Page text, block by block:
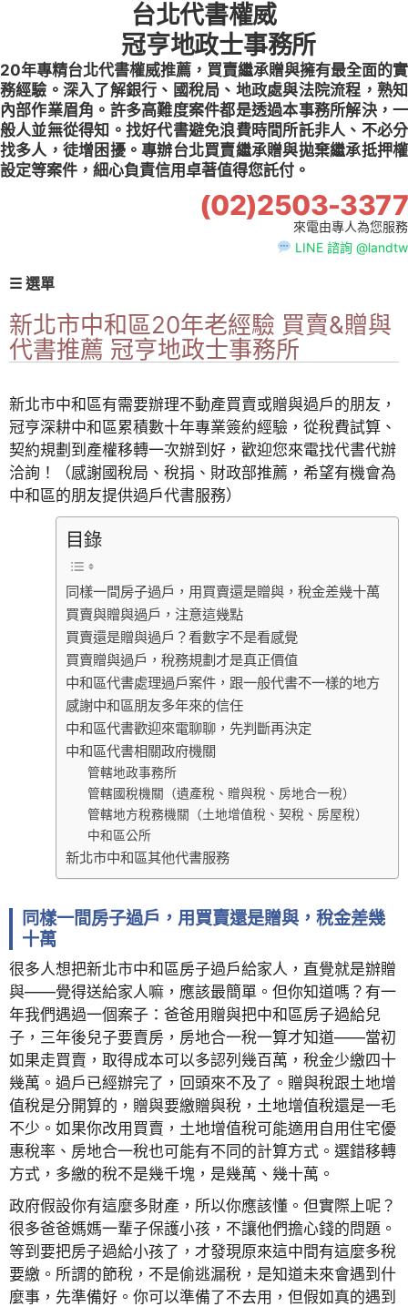
台北代書權威
冠亨地政士事務所
20年專精台北代書權威推薦，買賣繼承贈與擁有最全面的實
務經驗。深入了解銀行、國稅局、地政處與法院流程，熟知
內部作業眉角。許多高難度案件都是透過本事務所解決，一
般人並無從得知。找好代書避免浪費時間所託非人、不必分
找多人，徒增困擾。專辦台北買賣繼承贈與拋棄繼承抵押權
設定等案件，細心負責信用卓著值得您託付。
(02)2503-3377
來電由專人為您服務
LINE 諮詢 @landtw
☰ 選單
新北市中和區20年老經驗 買賣&贈與
代書推薦 冠亨地政士事務所
新北市中和區有需要辦理不動產買賣或贈與過戶的朋友，
冠亨深耕中和區累積數十年專業簽約經驗，從稅費試算、
契約規劃到產權移轉一次辦到好，歡迎您來電找代書代辦
洽詢！（感謝國稅局、稅捐、財政部推薦，希望有機會為
中和區的朋友提供過戶代書服務）
目錄
同樣一間房子過戶，用買賣還是贈與，稅金差幾十萬
買賣與贈與過戶，注意這幾點
買賣還是贈與過戶？看數字不是看感覺
買賣贈與過戶，稅務規劃才是真正價值
中和區代書處理過戶案件，跟一般代書不一樣的地方
感謝中和區朋友多年來的信任
中和區代書歡迎來電聊聊，先判斷再決定
中和區代書相關政府機關
管轄地政事務所
管轄國稅機關（遺產稅、贈與稅、房地合一稅）
管轄地方稅務機關（土地增值稅、契稅、房屋稅）
中和區公所
新北市中和區其他代書服務
同樣一間房子過戶，用買賣還是贈與，稅金差幾
十萬
很多人想把新北市中和區房子過戶給家人，直覺就是辦贈
與——覺得送給家人嘛，應該最簡單。但你知道嗎？有一
年我們遇過一個案子：爸爸用贈與把中和區房子過給兒
子，三年後兒子要賣房，房地合一稅一算才知道——當初
如果走買賣，取得成本可以多認列幾百萬，稅金少繳四十
幾萬。過戶已經辦完了，回頭來不及了。贈與稅跟土地增
值稅是分開算的，贈與要繳贈與稅，土地增值稅還是一毛
不少。如果你改用買賣，土地增值稅可能適用自用住宅優
惠稅率、房地合一稅也可能有不同的計算方式。選錯移轉
方式，多繳的稅不是幾千塊，是幾萬、幾十萬。
政府假設你有這麼多財產，所以你應該懂。但實際上呢？
很多爸爸媽媽一輩子保護小孩，不讓他們擔心錢的問題。
等到要把房子過給小孩了，才發現原來這中間有這麼多稅
要繳。所謂的節稅，不是偷逃漏稅，是知道未來會遇到什
麼事，先準備好。你可以準備了不去用，但假如真的遇到